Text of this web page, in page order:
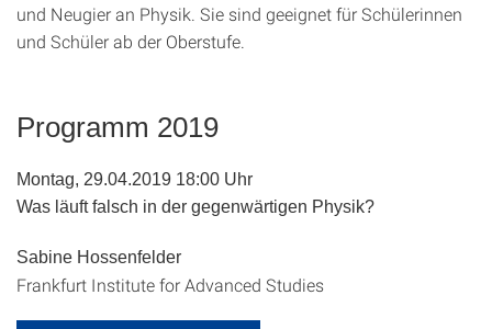
und Neugier an Physik. Sie sind geeignet für Schülerinnen
und Schüler ab der Oberstufe.
Programm 2019
Montag, 29.04.2019 18:00 Uhr
Was läuft falsch in der gegenwärtigen Physik?
Sabine Hossenfelder
Frankfurt Institute for Advanced Studies